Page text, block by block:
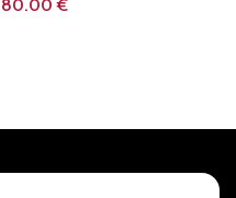
80.00€